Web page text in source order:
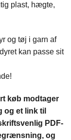
plast, hægte,
og tøj i garn af
kan passe sit
køb modtager
og et link til
PDF-
og